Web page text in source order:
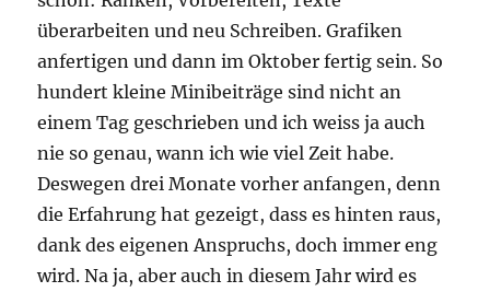
überarbeiten und neu Schreiben. Grafiken
anfertigen und dann im Oktober fertig sein. So
hundert kleine Minibeiträge sind nicht an
einem Tag geschrieben und ich weiss ja auch
nie so genau, wann ich wie viel Zeit habe.
Deswegen drei Monate vorher anfangen, denn
die Erfahrung hat gezeigt, dass es hinten raus,
dank des eigenen Anspruchs, doch immer eng
wird. Na ja, aber auch in diesem Jahr wird es